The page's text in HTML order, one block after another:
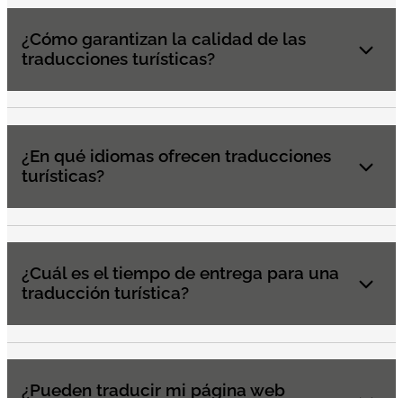
¿Cómo garantizan la calidad de las
traducciones turísticas?
¿En qué idiomas ofrecen traducciones
turísticas?
¿Cuál es el tiempo de entrega para una
traducción turística?
¿Pueden traducir mi página web